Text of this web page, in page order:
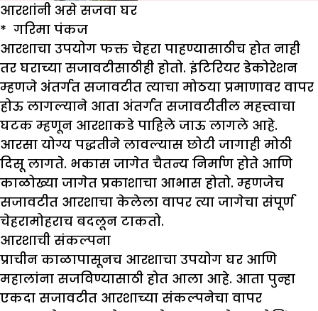
आरशांनी असे सजवा घर
* गरिमा पंकज
आरशाचा उपयोग फक्त चेहरा पाहण्यासाठीच होत नाही
तर घराच्या सजावटीसाठीही होतो. इंटिरियर डेकोरेशन
म्हणजे अंतर्गत सजावटीत त्याचा मोठया प्रमाणावर वापर
होऊ लागल्याने आता अंतर्गत सजावटीतील महत्त्वाचा
घटक म्हणून आरशाकडे पाहिले जाऊ लागले आहे.
आरसा योग्य पद्धतीने लावल्यास छोटी जागाही मोठी
दिसू लागते. भकास जागेत चैतन्य निर्माण होते आणि
काळोख्या जागेत प्रकाशाचा आभास होतो. म्हणजेच
सजावटीत आरशाचा केलेला वापर त्या जागेचा संपूर्ण
चेहरामोहराच बदलून टाकतो.
आरशाची संकल्पना
प्राचीन काळापासूनच आरशाचा उपयोग घर आणि
महालांना सजविण्यासाठी होत आला आहे. आता पुन्हा
एकदा सजावटीत आरशाच्या संकल्पनेचा वापर